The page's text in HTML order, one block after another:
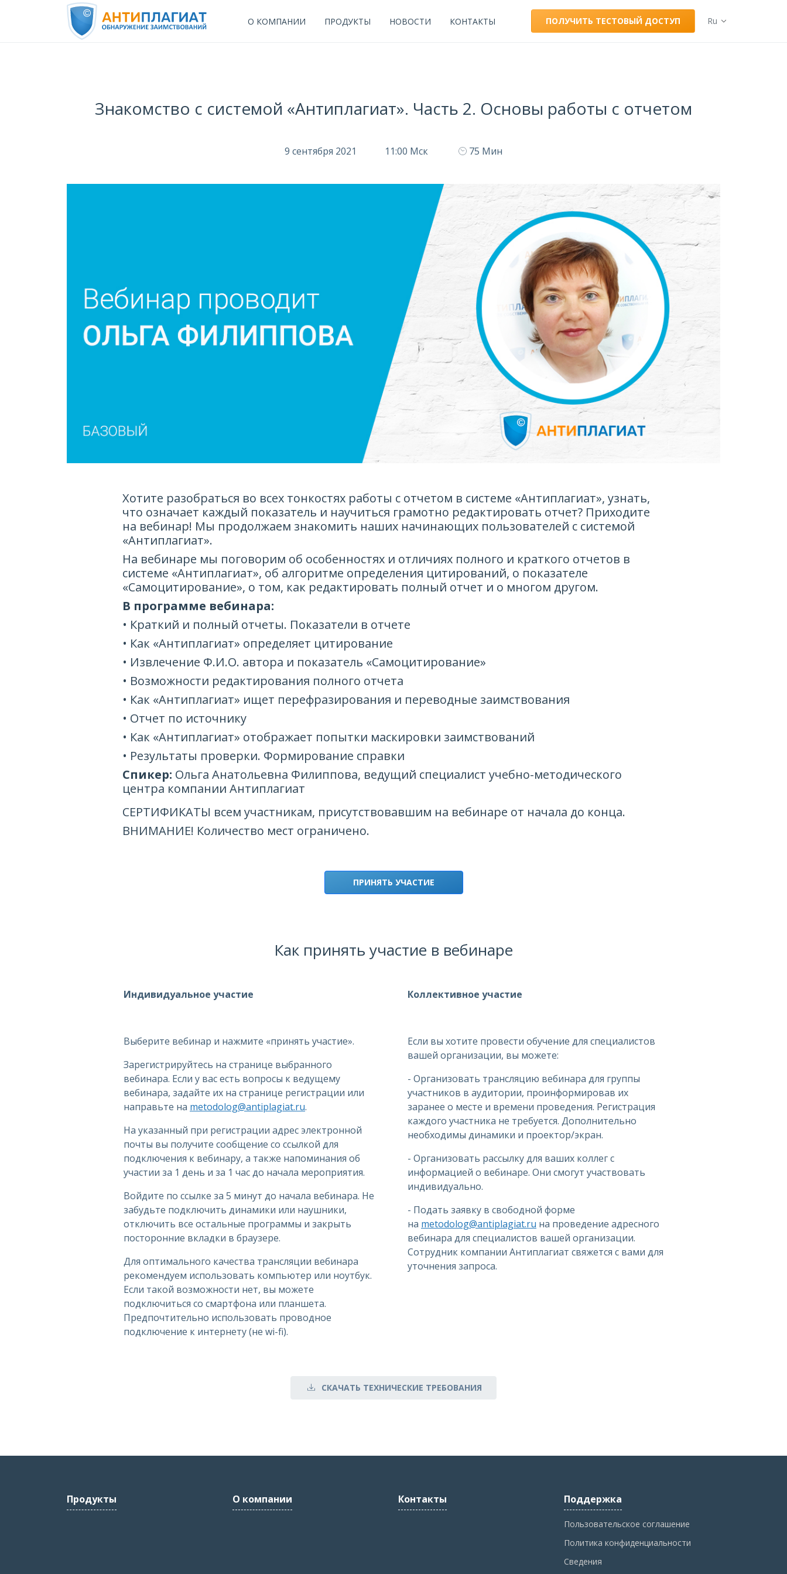
О КОМПАНИИ ПРОДУКТЫ НОВОСТИ КОНТАКТЫ ПОЛУЧИТЬ ТЕСТОВЫЙ ДОСТУП Ru
Знакомство с системой «Антиплагиат». Часть 2. Основы работы с отчетом
9 сентября 2021 11:00 Мск 75 Мин
Хотите разобраться во всех тонкостях работы с отчетом в системе «Антиплагиат», узнать,
что означает каждый показатель и научиться грамотно редактировать отчет? Приходите
на вебинар! Мы продолжаем знакомить наших начинающих пользователей с системой
«Антиплагиат».
На вебинаре мы поговорим об особенностях и отличиях полного и краткого отчетов в
системе «Антиплагиат», об алгоритме определения цитирований, о показателе
«Самоцитирование», о том, как редактировать полный отчет и о многом другом.
В программе вебинара:
• Краткий и полный отчеты. Показатели в отчете
• Как «Антиплагиат» определяет цитирование
• Извлечение Ф.И.О. автора и показатель «Самоцитирование»
• Возможности редактирования полного отчета
• Как «Антиплагиат» ищет перефразирования и переводные заимствования
• Отчет по источнику
• Как «Антиплагиат» отображает попытки маскировки заимствований
• Результаты проверки. Формирование справки
Спикер: Ольга Анатольевна Филиппова, ведущий специалист учебно-методического
центра компании Антиплагиат
СЕРТИФИКАТЫ всем участникам, присутствовавшим на вебинаре от начала до конца.
ВНИМАНИЕ! Количество мест ограничено.
ПРИНЯТЬ УЧАСТИЕ
Как принять участие в вебинаре
Индивидуальное участие
Выберите вебинар и нажмите «принять участие».
Зарегистрируйтесь на странице выбранного
вебинара. Если у вас есть вопросы к ведущему
вебинара, задайте их на странице регистрации или
направьте на metodolog@antiplagiat.ru.
На указанный при регистрации адрес электронной
почты вы получите сообщение со ссылкой для
подключения к вебинару, а также напоминания об
участии за 1 день и за 1 час до начала мероприятия.
Войдите по ссылке за 5 минут до начала вебинара. Не
забудьте подключить динамики или наушники,
отключить все остальные программы и закрыть
посторонние вкладки в браузере.
Для оптимального качества трансляции вебинара
рекомендуем использовать компьютер или ноутбук.
Если такой возможности нет, вы можете
подключиться со смартфона или планшета.
Предпочтительно использовать проводное
подключение к интернету (не wi-fi).
Коллективное участие
Если вы хотите провести обучение для специалистов
вашей организации, вы можете:
- Организовать трансляцию вебинара для группы
участников в аудитории, проинформировав их
заранее о месте и времени проведения. Регистрация
каждого участника не требуется. Дополнительно
необходимы динамики и проектор/экран.
- Организовать рассылку для ваших коллег с
информацией о вебинаре. Они смогут участвовать
индивидуально.
- Подать заявку в свободной форме
на metodolog@antiplagiat.ru на проведение адресного
вебинара для специалистов вашей организации.
Сотрудник компании Антиплагиат свяжется с вами для
уточнения запроса.
СКАЧАТЬ ТЕХНИЧЕСКИЕ ТРЕБОВАНИЯ
Продукты О компании Контакты Поддержка
Пользовательское соглашение
Политика конфиденциальности
Сведения